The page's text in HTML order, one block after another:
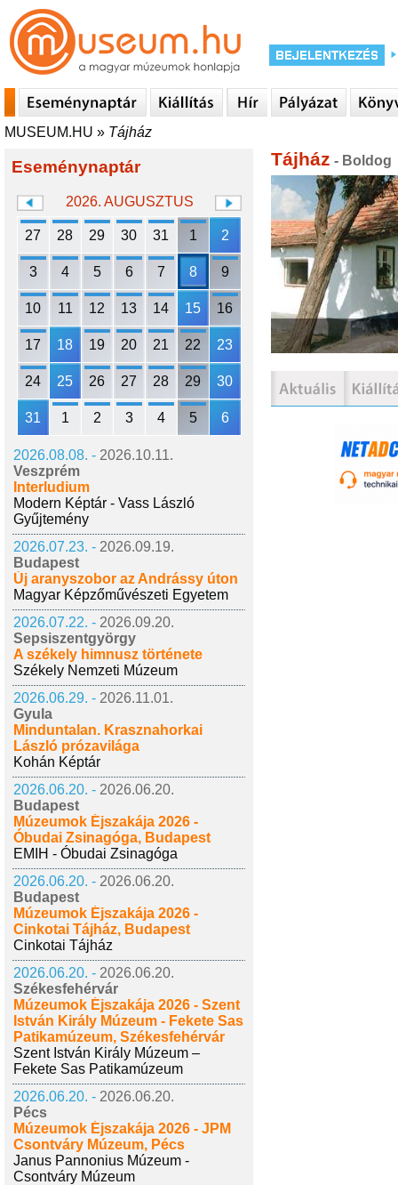
MUSEUM.HU » Tájház
Eseménynaptár
2026. AUGUSZTUS
27 28 29 30 31 1 2
3 4 5 6 7 8 9
10 11 12 13 14 15 16
17 18 19 20 21 22 23
24 25 26 27 28 29 30
31 1 2 3 4 5 6
2026.08.08. - 2026.10.11.
Veszprém
Interludium
Modern Képtár - Vass László
Gyűjtemény
2026.07.23. - 2026.09.19.
Budapest
Új aranyszobor az Andrássy úton
Magyar Képzőművészeti Egyetem
2026.07.22. - 2026.09.20.
Sepsiszentgyörgy
A székely himnusz története
Székely Nemzeti Múzeum
2026.06.29. - 2026.11.01.
Gyula
Minduntalan. Krasznahorkai
László prózavilága
Kohán Képtár
2026.06.20. - 2026.06.20.
Budapest
Múzeumok Éjszakája 2026 -
Óbudai Zsinagóga, Budapest
EMIH - Óbudai Zsinagóga
2026.06.20. - 2026.06.20.
Budapest
Múzeumok Éjszakája 2026 -
Cinkotai Tájház, Budapest
Cinkotai Tájház
2026.06.20. - 2026.06.20.
Székesfehérvár
Múzeumok Éjszakája 2026 - Szent
István Király Múzeum - Fekete Sas
Patikamúzeum, Székesfehérvár
Szent István Király Múzeum –
Fekete Sas Patikamúzeum
2026.06.20. - 2026.06.20.
Pécs
Múzeumok Éjszakája 2026 - JPM
Csontváry Múzeum, Pécs
Janus Pannonius Múzeum -
Csontváry Múzeum
Tájház - Boldog